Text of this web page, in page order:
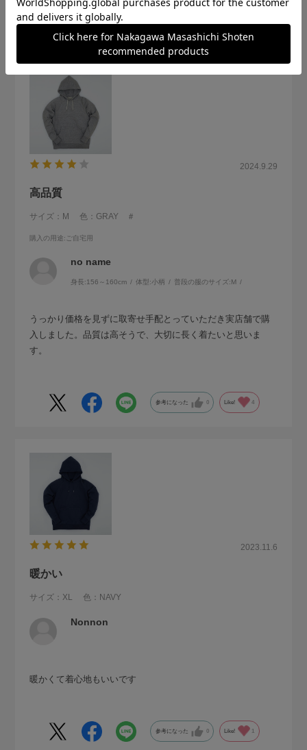
2024.9.29
高品質
サイズ：M 色：GRAY ＃
購入の用途:ご自宅用
no name
身長:156～160cm 体型:小柄 普段の服のサイズ:M
うっかり価格を見ずに取寄せ手配とっていただき実店舗で購
入しました。品質は高そうで、大切に長く着たいと思いま
す。
参考になった 0 Like! 4
2023.11.6
暖かい
サイズ：XL 色：NAVY
Nonnon
暖かくて着心地もいいです
参考になった 0 Like!